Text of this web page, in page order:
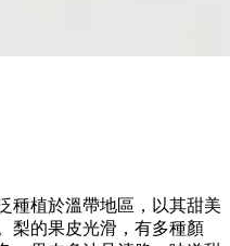
種植於溫帶地區，以其甜美
梨的果皮光滑，有多種顏